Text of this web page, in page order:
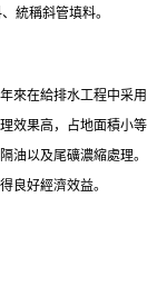
統稱斜管填料。
來在給排水工程中采用
效果高，占地面積小等
油以及尾礦濃縮處理。
良好經濟效益。